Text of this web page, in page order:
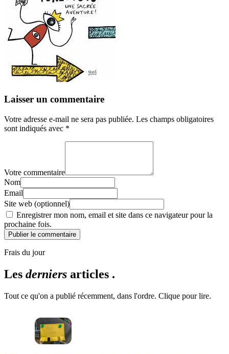
Laisser un commentaire
Votre adresse e-mail ne sera pas publiée. Les champs obligatoires
sont indiqués avec *
Votre commentaire
Nom
Email
Site web (optionnel)
Enregistrer mon nom, email et site dans ce navigateur pour la
prochaine fois.
Publier le commentaire
Frais du jour
Les derniers articles .
Tout ce qu'on a publié récemment, dans l'ordre. Clique pour lire.